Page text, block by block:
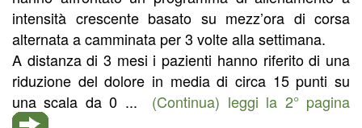
intensità crescente basato su mezz’ora di corsa
alternata a camminata per 3 volte alla settimana.
A distanza di 3 mesi i pazienti hanno riferito di una
riduzione del dolore in media di circa 15 punti su
una scala da 0 ... (Continua) leggi la 2° pagina